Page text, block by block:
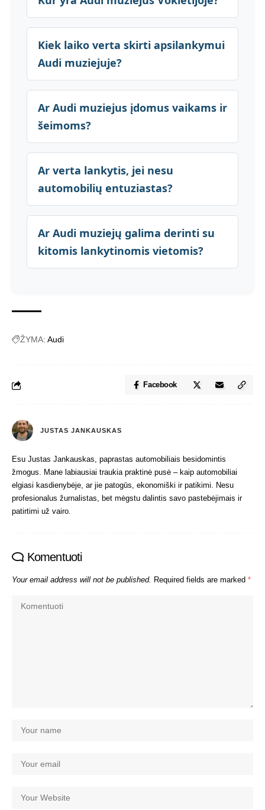
Kiek laiko verta skirti apsilankymui
Audi muziejuje?
Ar Audi muziejus įdomus vaikams ir
šeimoms?
Ar verta lankytis, jei nesu
automobilių entuziastas?
Ar Audi muziejų galima derinti su
kitomis lankytinomis vietomis?
ŽYMA: Audi
Facebook
JUSTAS JANKAUSKAS
Esu Justas Jankauskas, paprastas automobiliais besidomintis
žmogus. Mane labiausiai traukia praktinė pusė – kaip automobiliai
elgiasi kasdienybėje, ar jie patogūs, ekonomiški ir patikimi. Nesu
profesionalus žurnalistas, bet mėgstu dalintis savo pastebėjimais ir
patirtimi už vairo.
Komentuoti
Your email address will not be published. Required fields are marked *